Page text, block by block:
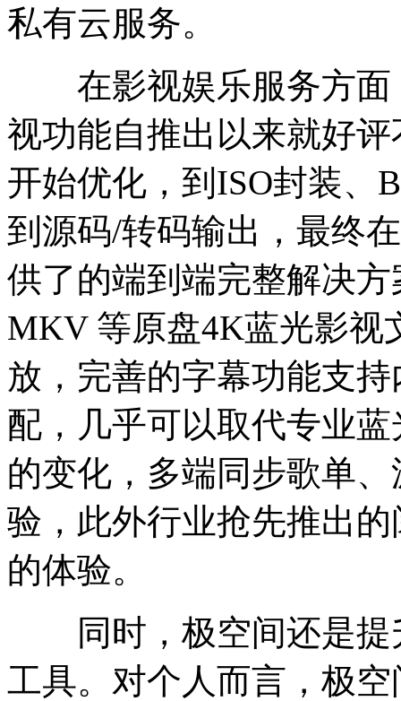
私有云服务。
在影视娱乐服务方面
视功能自推出以来就好
开始优化，到ISO封装、
到源码/转码输出，最终
供了的端到端完整解决
MKV 等原盘4K蓝光影视
放，完善的字幕功能支
配，几乎可以取代专业
的变化，多端同步歌单
验，此外行业抢先推出
的体验。
同时，极空间还是提
工具。对个人而言，极